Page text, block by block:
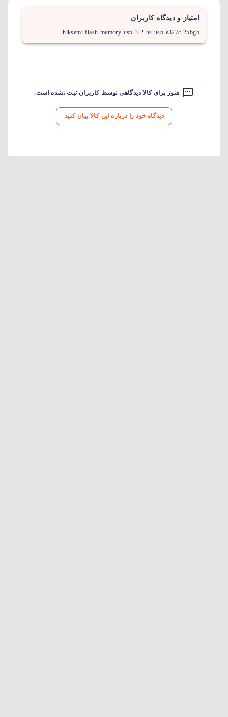
امتیاز و دیدگاه کاربران
hiksemi-flash-memory-usb-3-2-hs-usb-e327c-256gb
هنوز برای کالا دیدگاهی توسط کاربران ثبت نشده است.
دیدگاه خود را درباره این کالا بیان کنید